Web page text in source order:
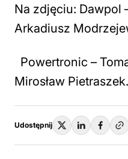
Na zdjęciu: Dawpol
Arkadiusz
Powertronic –
Mirosław Pietraszek.
Udostępnij